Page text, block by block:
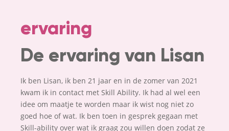
ervaring
De ervaring van Lisan
Ik ben Lisan, ik ben 21 jaar en in de zomer van 2021
kwam ik in contact met Skill Ability. Ik had al wel een
idee om maatje te worden maar ik wist nog niet zo
goed hoe of wat. Ik ben toen in gesprek gegaan met
Skill-ability over wat ik graag zou willen doen zodat ze